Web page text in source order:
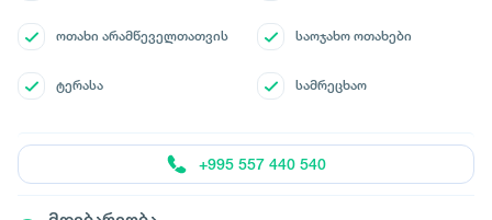
ოთახი არამწეველთათვის საოჯახო ოთახები
ტერასა სამრეცხაო
+995 557 440 540